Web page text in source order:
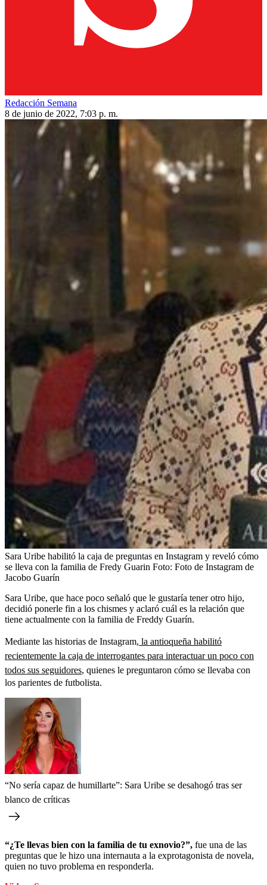
Redacción Semana
8 de junio de 2022, 7:03 p. m.
Sara Uribe habilitó la caja de preguntas en Instagram y reveló cómo
se lleva con la familia de Fredy Guarin Foto: Foto de Instagram de
Jacobo Guarín
Sara Uribe, que hace poco señaló que le gustaría tener otro hijo,
decidió ponerle fin a los chismes y aclaró cuál es la relación que
tiene actualmente con la familia de Freddy Guarín.
Mediante las historias de Instagram, la antioqueña habilitó
recientemente la caja de interrogantes para interactuar un poco con
todos sus seguidores, quienes le preguntaron cómo se llevaba con
los parientes de futbolista.
“No sería capaz de humillarte”: Sara Uribe se desahogó tras ser
blanco de críticas
“¿Te llevas bien con la familia de tu exnovio?”, fue una de las
preguntas que le hizo una internauta a la exprotagonista de novela,
quien no tuvo problema en responderla.